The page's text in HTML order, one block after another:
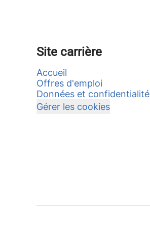
Site carrière
Accueil
Offres d'emploi
Données et confidentialité
Gérer les cookies